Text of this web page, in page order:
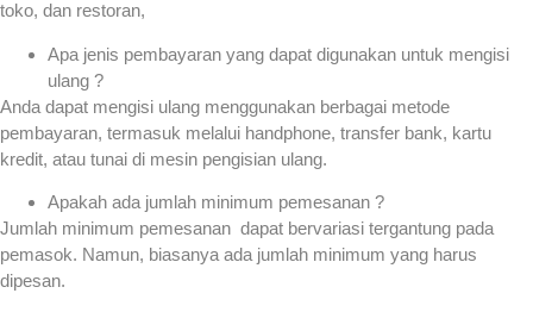
toko, dan restoran,
Apa jenis pembayaran yang dapat digunakan untuk mengisi
ulang ?
Anda dapat mengisi ulang menggunakan berbagai metode
pembayaran, termasuk melalui handphone, transfer bank, kartu
kredit, atau tunai di mesin pengisian ulang.
Apakah ada jumlah minimum pemesanan ?
Jumlah minimum pemesanan dapat bervariasi tergantung pada
pemasok. Namun, biasanya ada jumlah minimum yang harus
dipesan.